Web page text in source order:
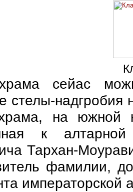
сейас
стелы-надгробия
на южной
к
Тархан-
фамилии,
императорской